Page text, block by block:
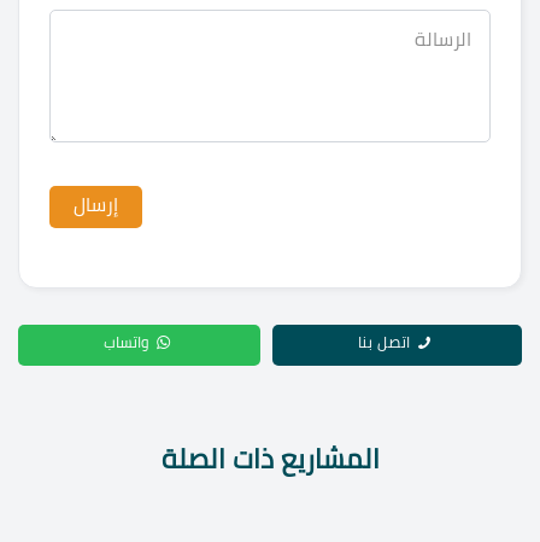
اتصل بنا واتساب
المشاريع ذات الصلة